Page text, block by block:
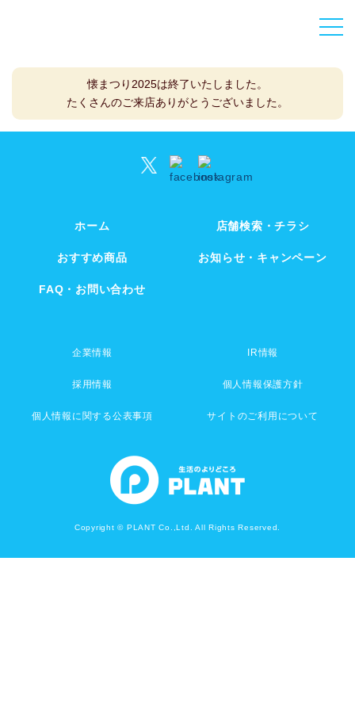
懐まつり2025は終了いたしました。
たくさんのご来店ありがとうございました。
ホーム 店舗検索・チラシ
おすすめ商品 お知らせ・キャンペーン
FAQ・お問い合わせ
企業情報 IR情報
採用情報 個人情報保護方針
個人情報に関する公表事項 サイトのご利用について
Copyright © PLANT Co.,Ltd. All Rights Reserved.